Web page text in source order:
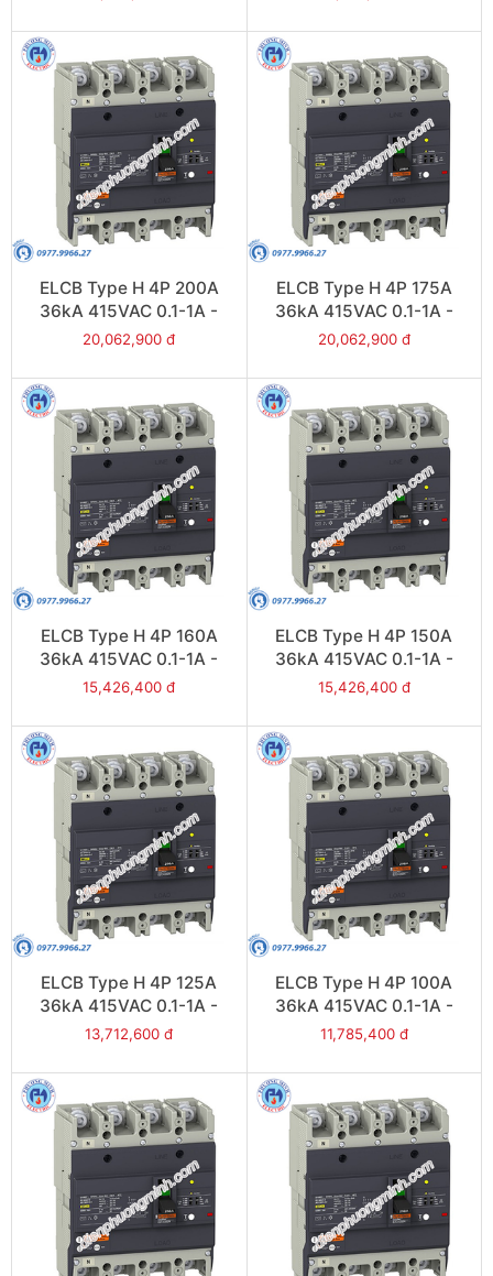
ELCB Type H 4P 200A
36kA 415VAC 0.1-1A -
Model EZCV250H4200
20,062,900 đ
ELCB Type H 4P 175A
36kA 415VAC 0.1-1A -
Model EZCV250H4175
20,062,900 đ
ELCB Type H 4P 160A
36kA 415VAC 0.1-1A -
Model EZCV250H4160
15,426,400 đ
ELCB Type H 4P 150A
36kA 415VAC 0.1-1A -
Model EZCV250H4150
15,426,400 đ
ELCB Type H 4P 125A
36kA 415VAC 0.1-1A -
Model EZCV250H4125
13,712,600 đ
ELCB Type H 4P 100A
36kA 415VAC 0.1-1A -
Model EZCV250H4100
11,785,400 đ